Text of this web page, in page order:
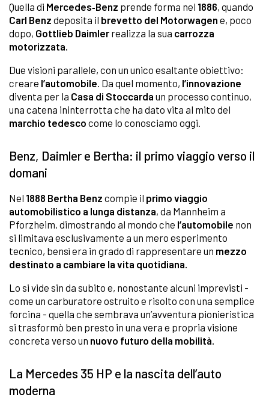
Quella di Mercedes‑Benz prende forma nel 1886, quando
Carl Benz deposita il brevetto del Motorwagen e, poco
dopo, Gottlieb Daimler realizza la sua carrozza
motorizzata.
Due visioni parallele, con un unico esaltante obiettivo:
creare l’automobile. Da quel momento, l’innovazione
diventa per la Casa di Stoccarda un processo continuo,
una catena ininterrotta che ha dato vita al mito del
marchio tedesco come lo conosciamo oggi.
Benz, Daimler e Bertha: il primo viaggio verso il
domani
Nel 1888 Bertha Benz compie il primo viaggio
automobilistico a lunga distanza, da Mannheim a
Pforzheim, dimostrando al mondo che l’automobile non
si limitava esclusivamente a un mero esperimento
tecnico, bensì era in grado di rappresentare un mezzo
destinato a cambiare la vita quotidiana.
Lo si vide sin da subito e, nonostante alcuni imprevisti -
come un carburatore ostruito e risolto con una semplice
forcina - quella che sembrava un’avventura pionieristica
si trasformò ben presto in una vera e propria visione
concreta verso un nuovo futuro della mobilità.
La Mercedes 35 HP e la nascita dell’auto
moderna